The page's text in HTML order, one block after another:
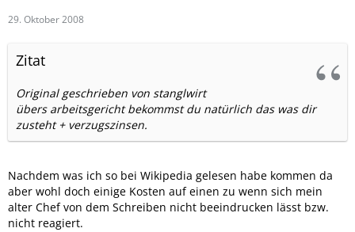
29. Oktober 2008
Zitat
Original geschrieben von stanglwirt
übers arbeitsgericht bekommst du natürlich das was dir
zusteht + verzugszinsen.
Nachdem was ich so bei Wikipedia gelesen habe kommen da
aber wohl doch einige Kosten auf einen zu wenn sich mein
alter Chef von dem Schreiben nicht beeindrucken lässt bzw.
nicht reagiert.